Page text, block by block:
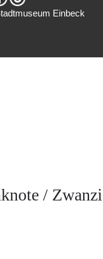
Einbeck
/